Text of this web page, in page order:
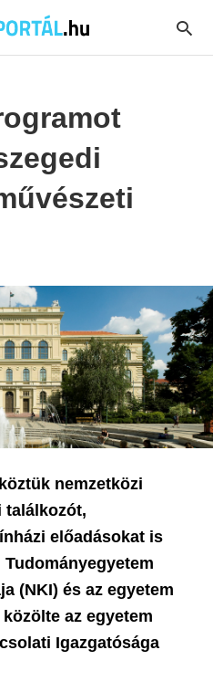
nemzetközi
találkozót,
előadásokat is
(NKI) és az egyetem
az egyetem
Igazgatósága